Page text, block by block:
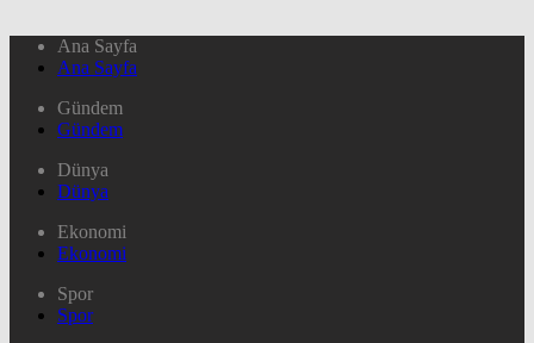
Ana Sayfa
Ana Sayfa
Gündem
Gündem
Dünya
Dünya
Ekonomi
Ekonomi
Spor
Spor